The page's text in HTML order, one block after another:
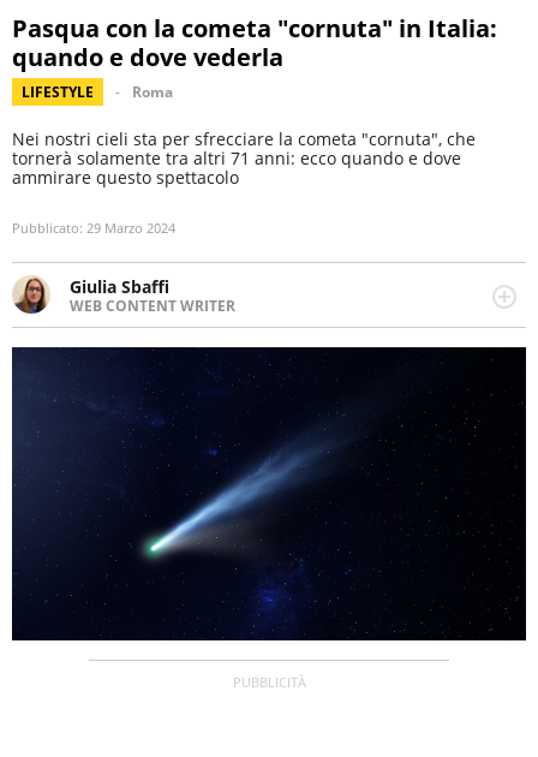
Pasqua con la cometa "cornuta" in Italia:
quando e dove vederla
LIFESTYLE Roma
Nei nostri cieli sta per sfrecciare la cometa "cornuta", che
tornerà solamente tra altri 71 anni: ecco quando e dove
ammirare questo spettacolo
Pubblicato: 29 Marzo 2024
Giulia Sbaffi
WEB CONTENT WRITER
Web content writer appassionata di belle storie e di
viaggi, scrive da quando ne ha memoria. Curiosa per
natura, le piace tenersi informata su ciò che accade
intorno a lei.